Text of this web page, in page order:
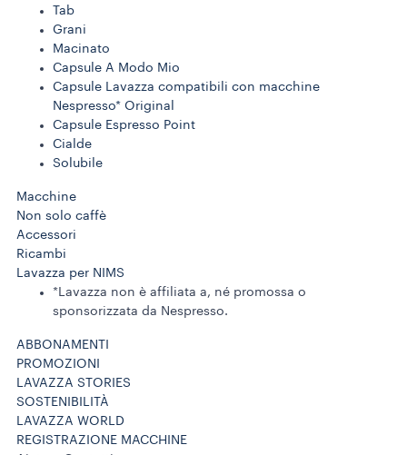
Tab
Grani
Macinato
Capsule A Modo Mio
Capsule Lavazza compatibili con macchine
Nespresso* Original
Capsule Espresso Point
Cialde
Solubile
Macchine
Non solo caffè
Accessori
Ricambi
Lavazza per NIMS
*Lavazza non è affiliata a, né promossa o
sponsorizzata da Nespresso.
ABBONAMENTI
PROMOZIONI
LAVAZZA STORIES
SOSTENIBILITÀ
LAVAZZA WORLD
REGISTRAZIONE MACCHINE